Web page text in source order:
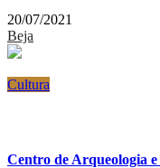
20/07/2021
Beja
Cultura
Centro de Arqueologia